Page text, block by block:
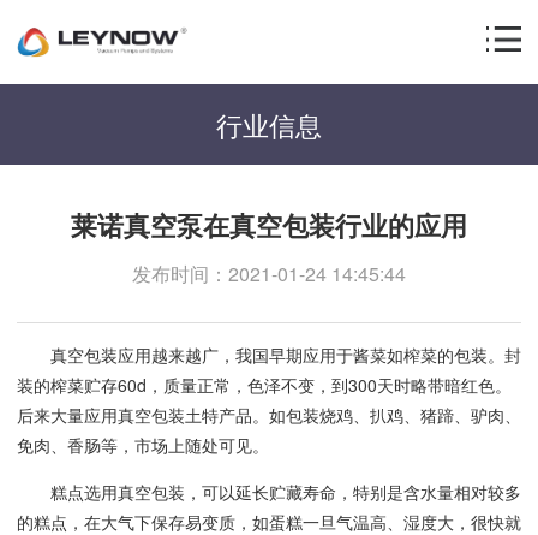
行业信息
莱诺真空泵在真空包装行业的应用
发布时间：2021-01-24 14:45:44
真空包装应用越来越广，我国早期应用于酱菜如榨菜的包装。封
装的榨菜贮存60d，质量正常，色泽不变，到300天时略带暗红色。
后来大量应用真空包装土特产品。如包装烧鸡、扒鸡、猪蹄、驴肉、
免肉、香肠等，市场上随处可见。
糕点选用真空包装，可以延长贮藏寿命，特别是含水量相对较多
的糕点，在大气下保存易变质，如蛋糕一旦气温高、湿度大，很快就